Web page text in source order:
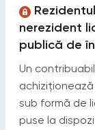
nerezident
publică de
Un
sub formă de
puse la